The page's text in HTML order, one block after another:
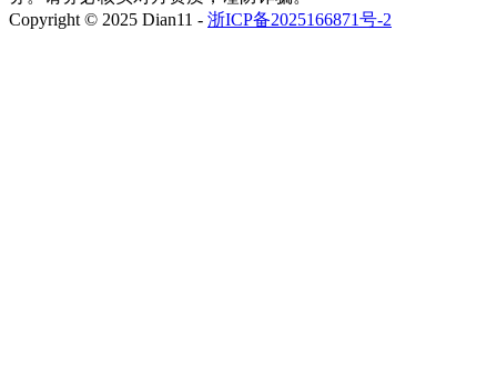
Copyright © 2025 Dian11 - 浙ICP备2025166871号-2